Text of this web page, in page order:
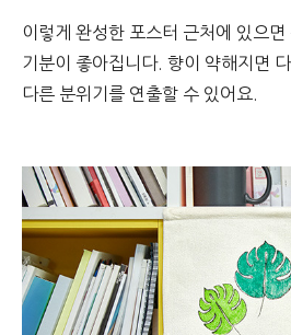
이렇게 완성한 포스터 근처에 있으
기분이 좋아집니다. 향이 약해지면
다른 분위기를 연출할 수 있어요.